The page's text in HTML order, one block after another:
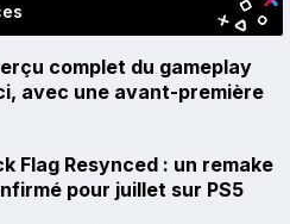
complet du gameplay
avec une avant-première
Flag Resynced : un remake
pour juillet sur PS5